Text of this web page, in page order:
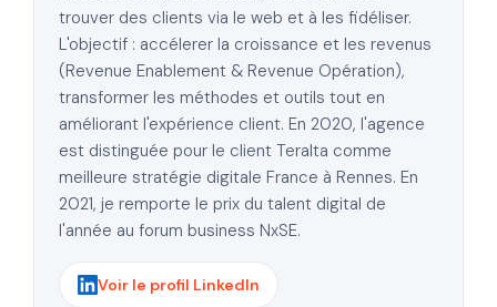
trouver des clients via le web et à les fidéliser.
L'objectif : accélerer la croissance et les revenus
(Revenue Enablement & Revenue Opération),
transformer les méthodes et outils tout en
améliorant l'expérience client. En 2020, l'agence
est distinguée pour le client Teralta comme
meilleure stratégie digitale France à Rennes. En
2021, je remporte le prix du talent digital de
l'année au forum business NxSE.
Voir le profil LinkedIn